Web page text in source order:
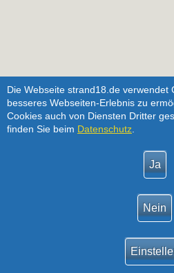
Die Webseite strand18.de verwendet
besseres Webseiten-Erlebnis zu
Cookies auch von Diensten Dritter
finden Sie beim Datenschutz